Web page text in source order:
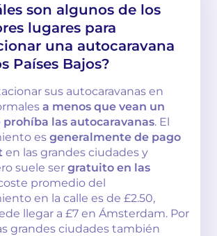
son algunos de los
lugares para
una autocaravana
Países Bajos?
sus autocaravanas en
a menos que vean un
las autocaravanas. El
es generalmente de pago
en las grandes ciudades y
suele ser gratuito en las
promedio del
en la calle es de £2.50,
llegar a £7 en Ámsterdam. Por
grandes ciudades también